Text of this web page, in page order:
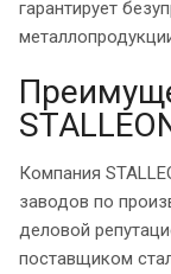
гарантирует
Компания
заводов по
деловой
поставщиком